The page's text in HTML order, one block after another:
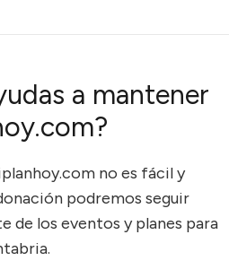
a mantener
no es fácil y
podremos seguir
de los eventos y planes para